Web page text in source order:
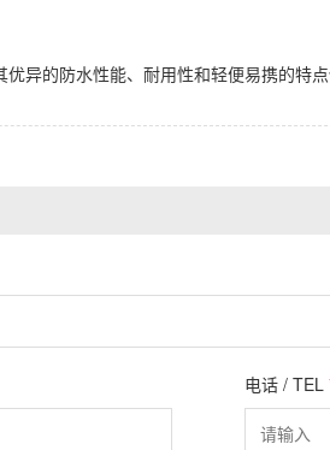
异的防水性能、耐用性和轻便易携的特
电话 / TEL